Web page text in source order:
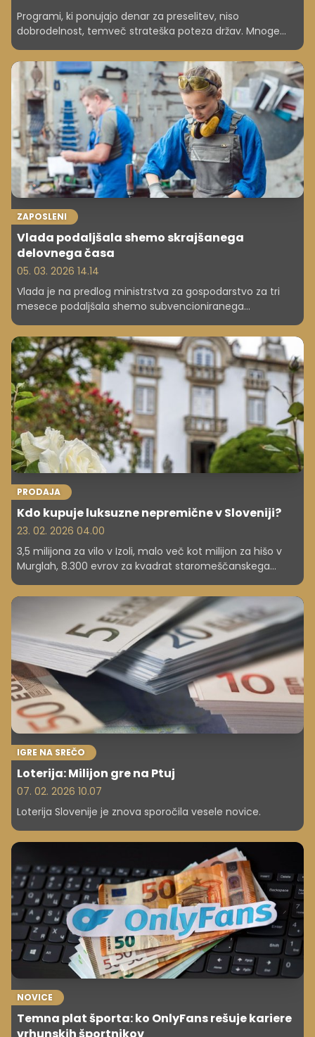
Programi, ki ponujajo denar za preselitev, niso
dobrodelnost, temveč strateška poteza držav. Mnoge
regije, zlasti podeželske, se soočajo z upadanjem in
staranjem prebivalstva. Države s temi programi želijo
obrniti trend depopulacije.
ZAPOSLENI
Vlada podaljšala shemo skrajšanega
delovnega časa
05. 03. 2026 14.14
Vlada je na predlog ministrstva za gospodarstvo za tri
mesece podaljšala shemo subvencioniranega
skrajšanega delovnega časa, ki bi se sicer iztekla 5.
marca. Ukrep, ki vključuje iste dejavnosti kot doslej, bo
tako veljal do 5. junija, so po seji vlade sporočili iz njenega
urada za komuniciranje.
PRODAJA
Kdo kupuje luksuzne nepremične v Sloveniji?
23. 02. 2026 04.00
3,5 milijona za vilo v Izoli, malo več kot milijon za hišo v
Murglah, 8.300 evrov za kvadrat staromeščanskega
stanovanja na obali, vile med 1,3 in 1,6 milijona. Kaj je v
Sloveniji danes mogoče kupiti za milijon? Kupci luksuznih
nepremičnin so večinoma domači in izbirčni; ne kupujejo
le kvadratnih metrov, temveč mikrolokacijo, zasebnost in
razgled, obenem pa zahtevajo kakovostno izvedbo in
brezhibno dokumentacijo.
IGRE NA SREČO
Loterija: Milijon gre na Ptuj
07. 02. 2026 10.07
Loterija Slovenije je znova sporočila vesele novice.
NOVICE
Temna plat športa: ko OnlyFans rešuje kariere
vrhunskih športnikov